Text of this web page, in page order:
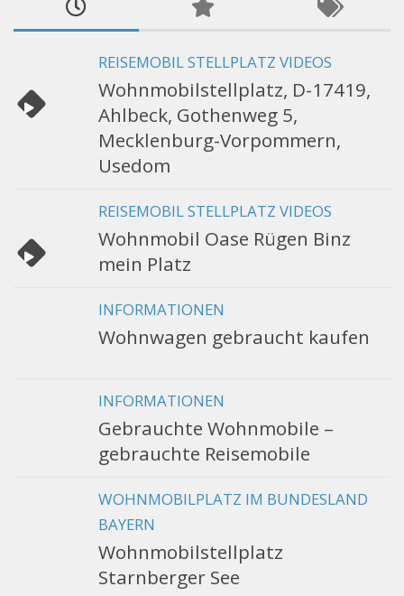
REISEMOBIL STELLPLATZ VIDEOS
Wohnmobilstellplatz, D-17419,
Ahlbeck, Gothenweg 5,
Mecklenburg-Vorpommern,
Usedom
REISEMOBIL STELLPLATZ VIDEOS
Wohnmobil Oase Rügen Binz
mein Platz
INFORMATIONEN
Wohnwagen gebraucht kaufen
INFORMATIONEN
Gebrauchte Wohnmobile –
gebrauchte Reisemobile
WOHNMOBILPLATZ IM BUNDESLAND
BAYERN
Wohnmobilstellplatz
Starnberger See